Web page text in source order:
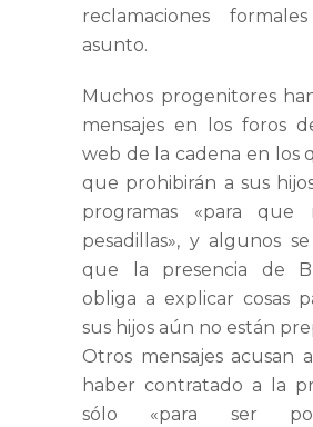
reclamaciones
asunto.
Muchos progenitores
mensajes en los foros
web de la cadena en los
que prohibirán a sus
programas «para que
pesadillas», y algunos
que la presencia de
obliga a explicar cosas
sus hijos aún no están
Otros mensajes acusan
haber contratado a la
sólo «para ser